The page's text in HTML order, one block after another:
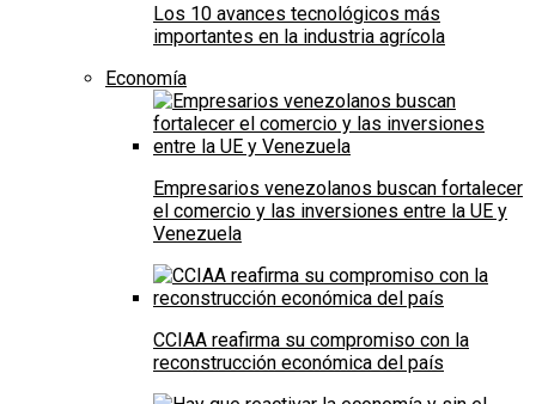
Los 10 avances tecnológicos más
importantes en la industria agrícola
Economía
Empresarios venezolanos buscan fortalecer
el comercio y las inversiones entre la UE y
Venezuela
CCIAA reafirma su compromiso con la
reconstrucción económica del país